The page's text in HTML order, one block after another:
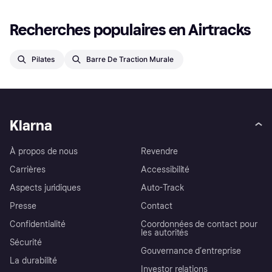
Recherches populaires en Airtracks
Pilates Barre De Traction Murale
Klarna
À propos de nous
Carrières
Aspects juridiques
Presse
Confidentialité
Sécurité
La durabilité
Revendre
Accessibilité
Auto-Track
Contact
Coordonnées de contact pour
les autorités
Gouvernance d’entreprise
Investor relations